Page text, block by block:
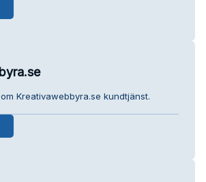
Kreativawebbyra.se kundtjänst.